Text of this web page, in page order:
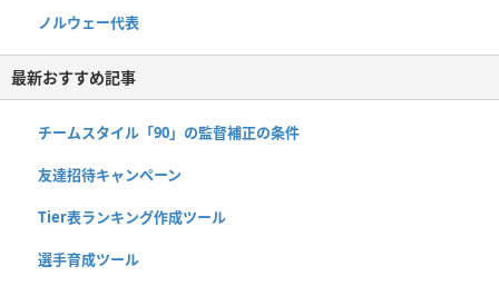
ノルウェー代表
最新おすすめ記事
チームスタイル「90」の監督補正の条件
友達招待キャンペーン
Tier表ランキング作成ツール
選手育成ツール